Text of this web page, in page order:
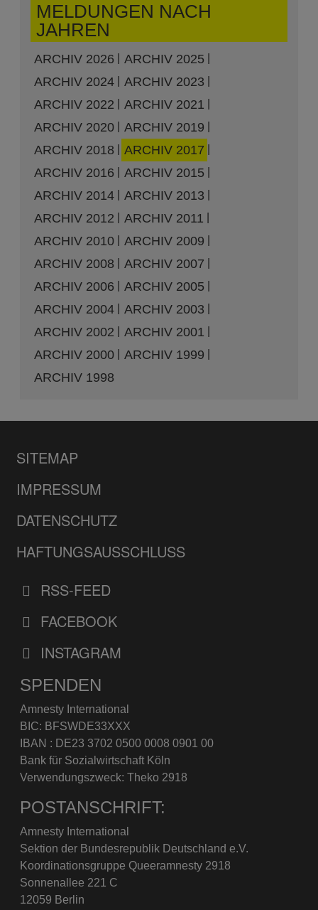
MELDUNGEN NACH
JAHREN
ARCHIV 2026
ARCHIV 2025
ARCHIV 2024
ARCHIV 2023
ARCHIV 2022
ARCHIV 2021
ARCHIV 2020
ARCHIV 2019
ARCHIV 2018
ARCHIV 2017
ARCHIV 2016
ARCHIV 2015
ARCHIV 2014
ARCHIV 2013
ARCHIV 2012
ARCHIV 2011
ARCHIV 2010
ARCHIV 2009
ARCHIV 2008
ARCHIV 2007
ARCHIV 2006
ARCHIV 2005
ARCHIV 2004
ARCHIV 2003
ARCHIV 2002
ARCHIV 2001
ARCHIV 2000
ARCHIV 1999
ARCHIV 1998
SITEMAP
IMPRESSUM
DATENSCHUTZ
HAFTUNGSAUSSCHLUSS
RSS-FEED
FACEBOOK
INSTAGRAM
SPENDEN
Amnesty International
BIC: BFSWDE33XXX
IBAN : DE23 3702 0500 0008 0901 00
Bank für Sozialwirtschaft Köln
Verwendungszweck: Theko 2918
POSTANSCHRIFT:
Amnesty International
Sektion der Bundesrepublik Deutschland e.V.
Koordinationsgruppe Queeramnesty 2918
Sonnenallee 221 C
12059 Berlin